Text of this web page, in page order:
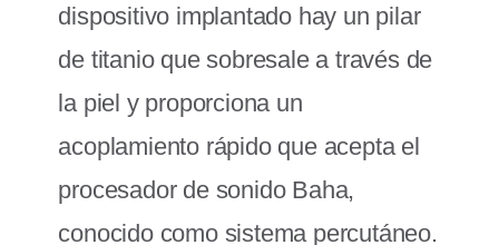
dispositivo implantado hay un pilar
de titanio que sobresale a través de
la piel y proporciona un
acoplamiento rápido que acepta el
procesador de sonido Baha,
conocido como sistema percutáneo.